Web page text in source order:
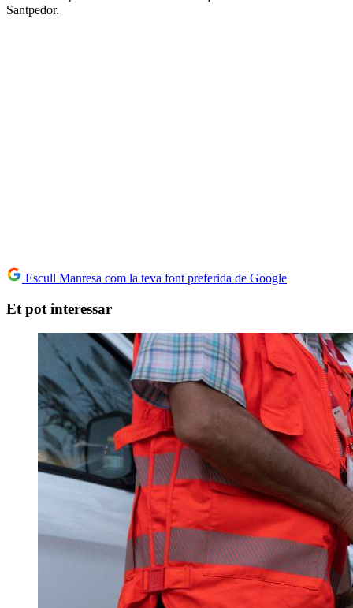
Santpedor.
Escull Manresa com la teva font preferida de Google
Et pot interessar